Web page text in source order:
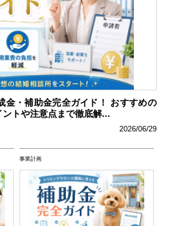
金・補助金完全ガイド！ おすすめの
トや注意点まで徹底解...
2026/06/29
事業計画